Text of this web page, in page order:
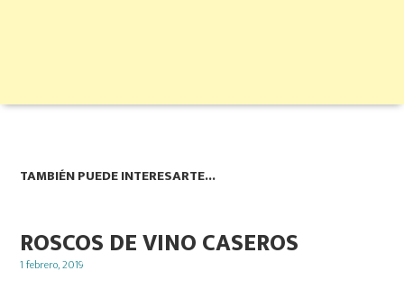
TAMBIÉN PUEDE INTERESARTE...
ROSCOS DE VINO CASEROS
Posted
1 febrero, 2019